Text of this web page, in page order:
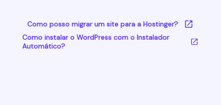
Como posso migrar um site para a Hostinger?
Como instalar o WordPress com o Instalador
Automático?